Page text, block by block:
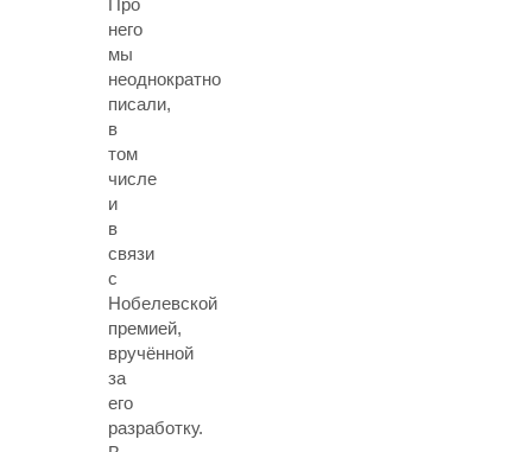
Про
него
мы
неоднократно
писали,
в
том
числе
и
в
связи
с
Нобелевской
премией,
вручённой
за
его
разработку.